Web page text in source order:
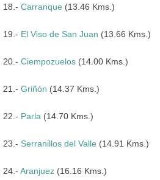
18.- Carranque (13.46 Kms.)
19.- El Viso de San Juan (13.66 Kms.)
20.- Ciempozuelos (14.00 Kms.)
21.- Griñón (14.37 Kms.)
22.- Parla (14.70 Kms.)
23.- Serranillos del Valle (14.91 Kms.)
24.- Aranjuez (16.16 Kms.)